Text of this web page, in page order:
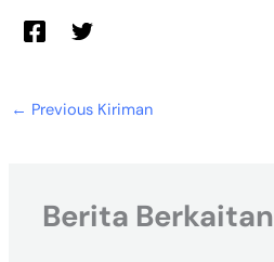
← Previous Kiriman
Berita Berkaitan